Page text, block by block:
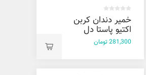
خمیر دندان کربن
اکتیو پاستا دل
کاپیتانو 75 میل
281,300 تومان